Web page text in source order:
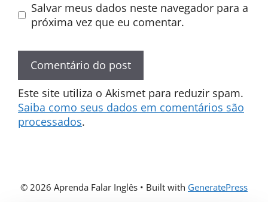
Salvar meus dados neste navegador para a
próxima vez que eu comentar.
Este site utiliza o Akismet para reduzir spam.
Saiba como seus dados em comentários são
processados.
© 2026 Aprenda Falar Inglês • Built with GeneratePress